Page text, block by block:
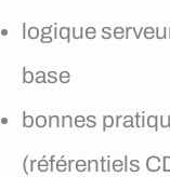
logique
base
bonnes
(référentiels